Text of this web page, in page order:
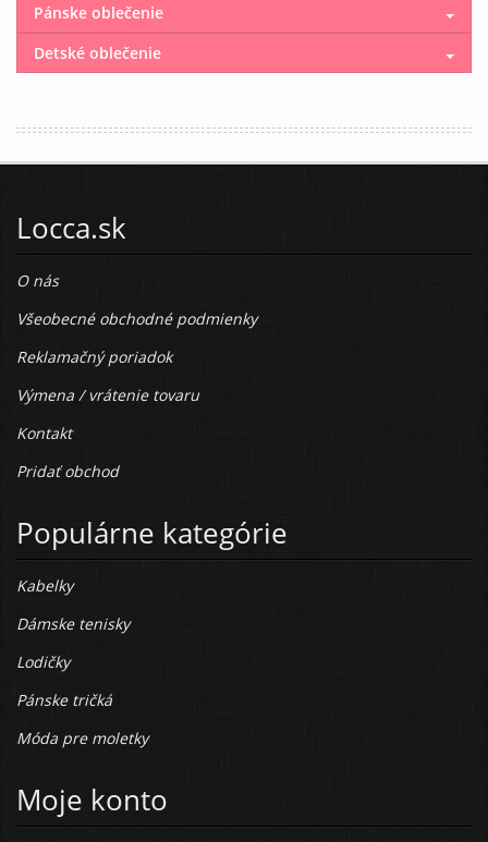
Pánske oblečenie
Detské oblečenie
Locca.sk
O nás
Všeobecné obchodné podmienky
Reklamačný poriadok
Výmena / vrátenie tovaru
Kontakt
Pridať obchod
Populárne kategórie
Kabelky
Dámske tenisky
Lodičky
Pánske tričká
Móda pre moletky
Moje konto